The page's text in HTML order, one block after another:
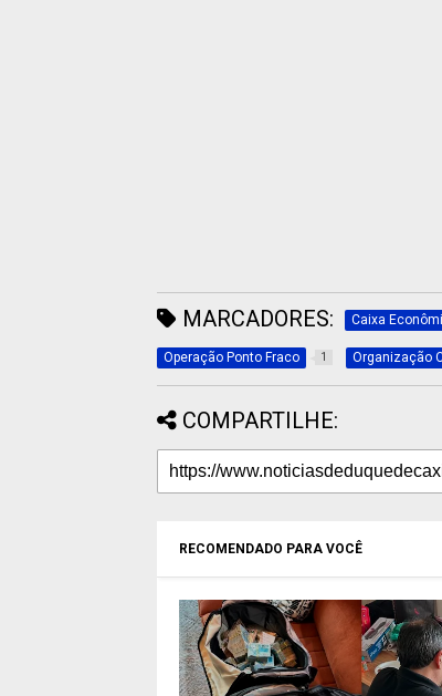
MARCADORES: Caixa
Operação Ponto Fraco 1 Organização
COMPARTILHE:
RECOMENDADO PARA VOCÊ